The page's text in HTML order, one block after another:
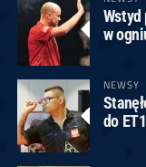
Wstyd
w
NEWSY
do